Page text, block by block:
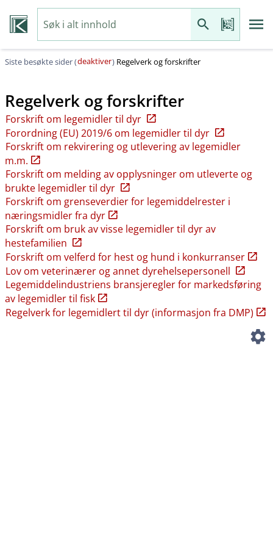
Siste besøkte sider (deaktiver) Regelverk og forskrifter
Regelverk og forskrifter
Forskrift om legemidler til dyr
Forordning (EU) 2019/6 om legemidler til dyr
Forskrift om rekvirering og utlevering av legemidler
m.m.
Forskrift om melding av opplysninger om utleverte og
brukte legemidler til dyr
Forskrift om grenseverdier for legemiddelrester i
næringsmidler fra dyr
Forskrift om bruk av visse legemidler til dyr av
hestefamilien
Forskrift om velferd for hest og hund i konkurranser
Lov om veterinærer og annet dyrehelsepersonell
Legemiddelindustriens bransjeregler for markedsføring
av legemidler til fisk
Regelverk for legemidlert til dyr (informasjon fra DMP)